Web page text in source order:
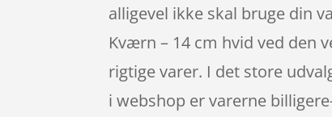
alligevel ikke skal bruge din
Kværn – 14 cm hvid ved den
rigtige varer. I det store
i webshop er varerne